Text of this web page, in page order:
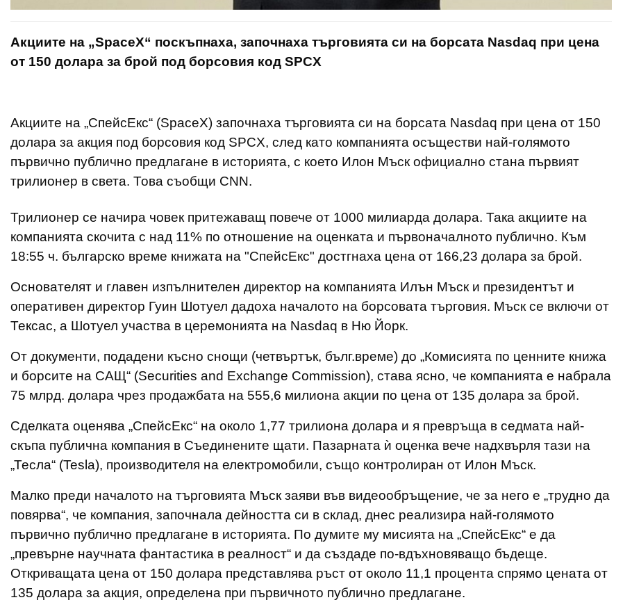
Акциите на „SpaceX“ поскъпнаха, започнаха търговията си на борсата Nasdaq при цена
от 150 долара за брой под борсовия код SPCX
Акциите на „СпейсЕкс“ (SpaceX) започнаха търговията си на борсата Nasdaq при цена от 150
долара за акция под борсовия код SPCX, след като компанията осъществи най-голямото
първично публично предлагане в историята, с което Илон Мъск официално стана първият
трилионер в света. Това съобщи CNN.
Трилионер се начира човек притежаващ повече от 1000 милиарда долара. Така акциите на
компанията скочита с над 11% по отношение на оценката и първоначалното публично. Към
18:55 ч. българско време книжата на "СпейсЕкс" достгнаха цена от 166,23 долара за брой.
Основателят и главен изпълнителен директор на компанията Илън Мъск и президентът и
оперативен директор Гуин Шотуел дадоха началото на борсовата търговия. Мъск се включи от
Тексас, а Шотуел участва в церемонията на Nasdaq в Ню Йорк.
От документи, подадени късно снощи (четвъртък, бълг.време) до „Комисията по ценните книжа
и борсите на САЩ“ (Securities and Exchange Commission), става ясно, че компанията е набрала
75 млрд. долара чрез продажбата на 555,6 милиона акции по цена от 135 долара за брой.
Сделката оценява „СпейсЕкс“ на около 1,77 трилиона долара и я превръща в седмата най-
скъпа публична компания в Съединените щати. Пазарната ѝ оценка вече надхвърля тази на
„Тесла“ (Tesla), производителя на електромобили, също контролиран от Илон Мъск.
Малко преди началото на търговията Мъск заяви във видеообръщение, че за него е „трудно да
повярва“, че компания, започнала дейността си в склад, днес реализира най-голямото
първично публично предлагане в историята. По думите му мисията на „СпейсЕкс“ е да
„превърне научната фантастика в реалност“ и да създаде по-вдъхновяващо бъдеще.
Откриващата цена от 150 долара представлява ръст от около 11,1 процента спрямо цената от
135 долара за акция, определена при първичното публично предлагане.